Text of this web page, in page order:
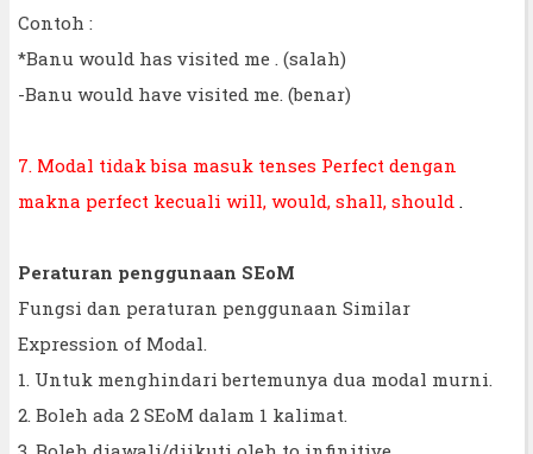
Contoh :
*Banu would has visited me . (salah)
-Banu would have visited me. (benar)
7. Modal tidak bisa masuk tenses Perfect dengan
makna perfect kecuali will, would, shall, should .
Peraturan penggunaan SEoM
Fungsi dan peraturan penggunaan Similar
Expression of Modal.
1. Untuk menghindari bertemunya dua modal murni.
2. Boleh ada 2 SEoM dalam 1 kalimat.